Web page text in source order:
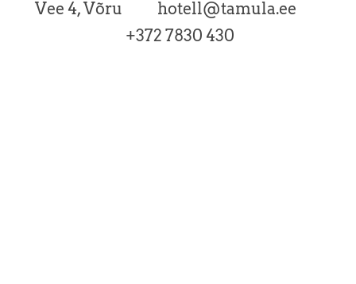
Vee 4, Võru hotell@tamula.ee
+372 7830 430